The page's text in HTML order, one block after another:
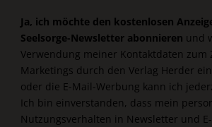
Ja, ich möchte den kostenlosen
Seelsorge-Newsletter abonnieren und
Verwendung meiner Kontaktdaten zum
Marketings durch den Verlag Herder
oder die E-Mail-Werbung kann ich
Ich bin einverstanden, dass mein
Nutzungsverhalten in Newsletter und